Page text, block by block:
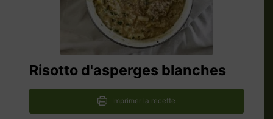
Risotto d'asperges blanches
Imprimer la recette